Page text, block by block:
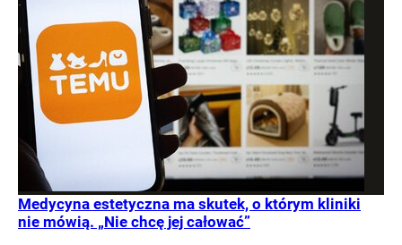
Medycyna estetyczna ma skutek, o którym kliniki
nie mówią. „Nie chcę jej całować”